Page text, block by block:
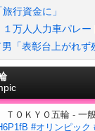
行資金に」
万人人力車パレー
「表彰台上がれず
ＯＫＹＯ五輪 - 一
#オリンピック